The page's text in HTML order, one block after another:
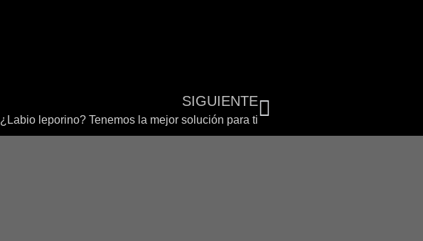
SIGUIENTE
¿Labio leporino? Tenemos la mejor solución para ti